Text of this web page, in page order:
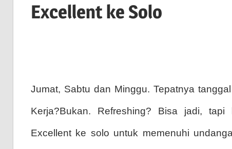
Excellent ke Solo
Jumat, Sabtu dan Minggu. Tepatnya
Kerja?Bukan. Refreshing? Bisa jadi,
Excellent ke solo untuk memenuhi